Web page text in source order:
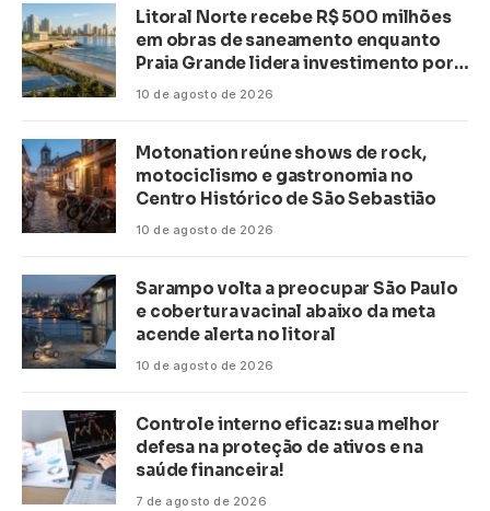
Litoral Norte recebe R$ 500 milhões
em obras de saneamento enquanto
Praia Grande lidera investimento por
habitante no país
10 de agosto de 2026
Motonation reúne shows de rock,
motociclismo e gastronomia no
Centro Histórico de São Sebastião
10 de agosto de 2026
Sarampo volta a preocupar São Paulo
e cobertura vacinal abaixo da meta
acende alerta no litoral
10 de agosto de 2026
Controle interno eficaz: sua melhor
defesa na proteção de ativos e na
saúde financeira!
7 de agosto de 2026